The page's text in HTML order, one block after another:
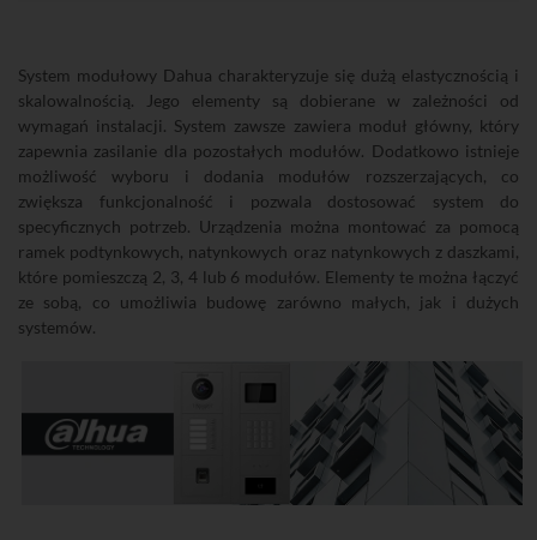
System modułowy Dahua charakteryzuje się dużą elastycznością i
skalowalnością. Jego elementy są dobierane w zależności od
wymagań instalacji. System zawsze zawiera moduł główny, który
zapewnia zasilanie dla pozostałych modułów. Dodatkowo istnieje
możliwość wyboru i dodania modułów rozszerzających, co
zwiększa funkcjonalność i pozwala dostosować system do
specyficznych potrzeb. Urządzenia można montować za pomocą
ramek podtynkowych, natynkowych oraz natynkowych z daszkami,
które pomieszczą 2, 3, 4 lub 6 modułów. Elementy te można łączyć
ze sobą, co umożliwia budowę zarówno małych, jak i dużych
systemów.